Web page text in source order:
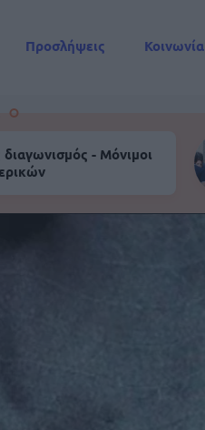
Προσλήψεις Κοινωνία
- Μόνιμοι